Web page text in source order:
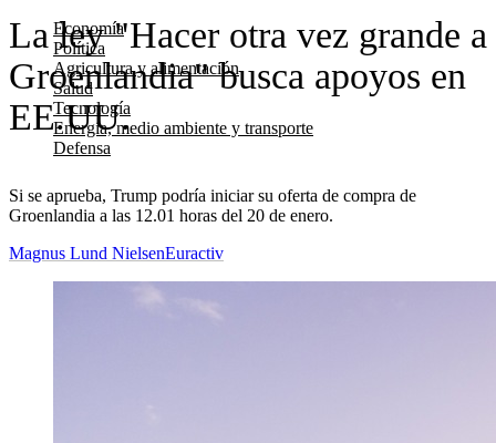
Economía
Política
Agricultura y alimentación
Salud
Tecnología
Energía, medio ambiente y transporte
Defensa
La ley "Hacer otra vez grande a
Groenlandia" busca apoyos en
EE.UU.
Si se aprueba, Trump podría iniciar su oferta de compra de
Groenlandia a las 12.01 horas del 20 de enero.
Magnus Lund NielsenEuractiv